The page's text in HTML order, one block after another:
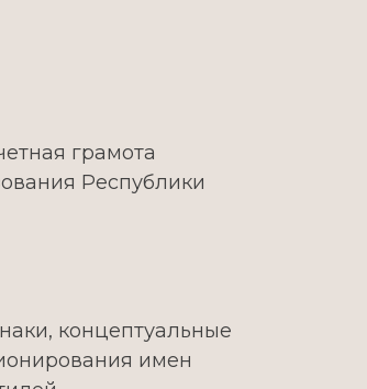
грамота
Республики
концептуальные
имен